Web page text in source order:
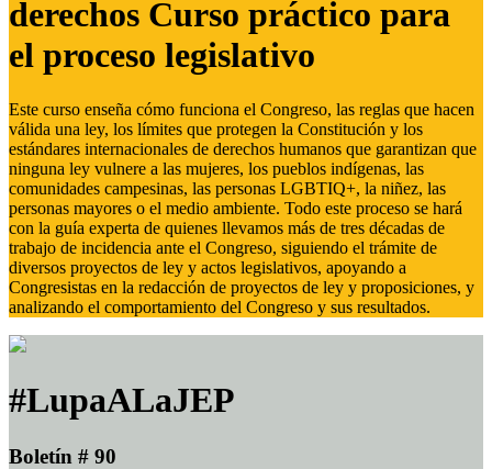
derechos Curso práctico para
el proceso legislativo
Este curso enseña cómo funciona el Congreso, las reglas que hacen
válida una ley, los límites que protegen la Constitución y los
estándares internacionales de derechos humanos que garantizan que
ninguna ley vulnere a las mujeres, los pueblos indígenas, las
comunidades campesinas, las personas LGBTIQ+, la niñez, las
personas mayores o el medio ambiente. Todo este proceso se hará
con la guía experta de quienes llevamos más de tres décadas de
trabajo de incidencia ante el Congreso, siguiendo el trámite de
diversos proyectos de ley y actos legislativos, apoyando a
Congresistas en la redacción de proyectos de ley y proposiciones, y
analizando el comportamiento del Congreso y sus resultados.
#LupaALaJEP
Boletín # 90